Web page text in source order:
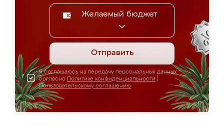
Желаемый бюджет
Отправить
Я соглашаюсь на передачу персональных данных
согласно Политике конфиденциальности
Пользовательскому соглашению